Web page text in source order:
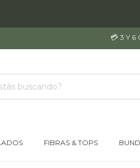
💳 3 Y 6
FIBRAS & TOPS